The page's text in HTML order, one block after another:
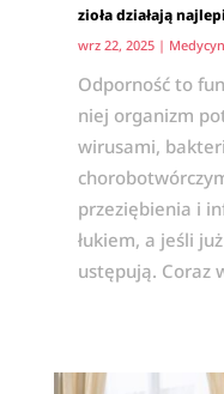
zioła działają
wrz 22, 2025|
Odporność to
niej organizm
wirusami,
przeziębienia i
łukiem, a jeśli
ustępują. Coraz